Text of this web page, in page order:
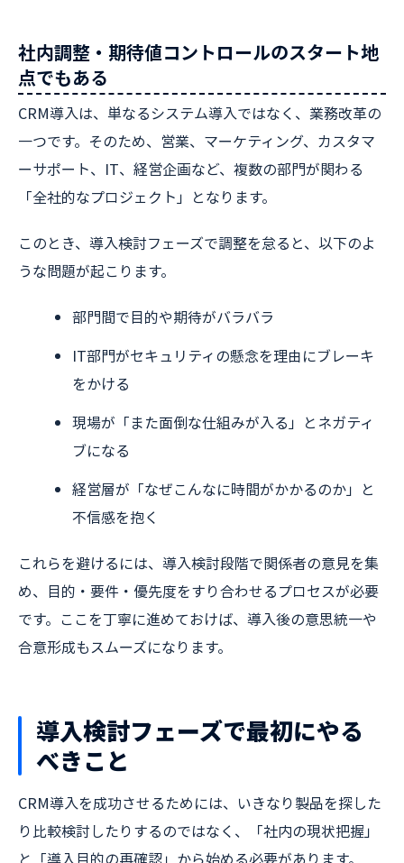
社内調整・期待値コントロールのスタート地
点でもある
CRM導入は、単なるシステム導入ではなく、業務改革の
一つです。そのため、営業、マーケティング、カスタマ
ーサポート、IT、経営企画など、複数の部門が関わる
「全社的なプロジェクト」となります。
このとき、導入検討フェーズで調整を怠ると、以下のよ
うな問題が起こります。
部門間で目的や期待がバラバラ
IT部門がセキュリティの懸念を理由にブレーキ
をかける
現場が「また面倒な仕組みが入る」とネガティ
ブになる
経営層が「なぜこんなに時間がかかるのか」と
不信感を抱く
これらを避けるには、導入検討段階で関係者の意見を集
め、目的・要件・優先度をすり合わせるプロセスが必要
です。ここを丁寧に進めておけば、導入後の意思統一や
合意形成もスムーズになります。
導入検討フェーズで最初にやる
べきこと
CRM導入を成功させるためには、いきなり製品を探した
り比較検討したりするのではなく、「社内の現状把握」
と「導入目的の再確認」から始める必要があります。